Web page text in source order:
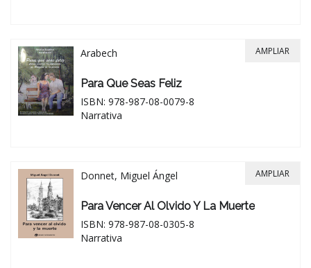
Arabech
Para Que Seas Feliz
ISBN: 978-987-08-0079-8
Narrativa
AMPLIAR
Donnet, Miguel Ángel
Para Vencer Al Olvido Y La Muerte
ISBN: 978-987-08-0305-8
Narrativa
AMPLIAR